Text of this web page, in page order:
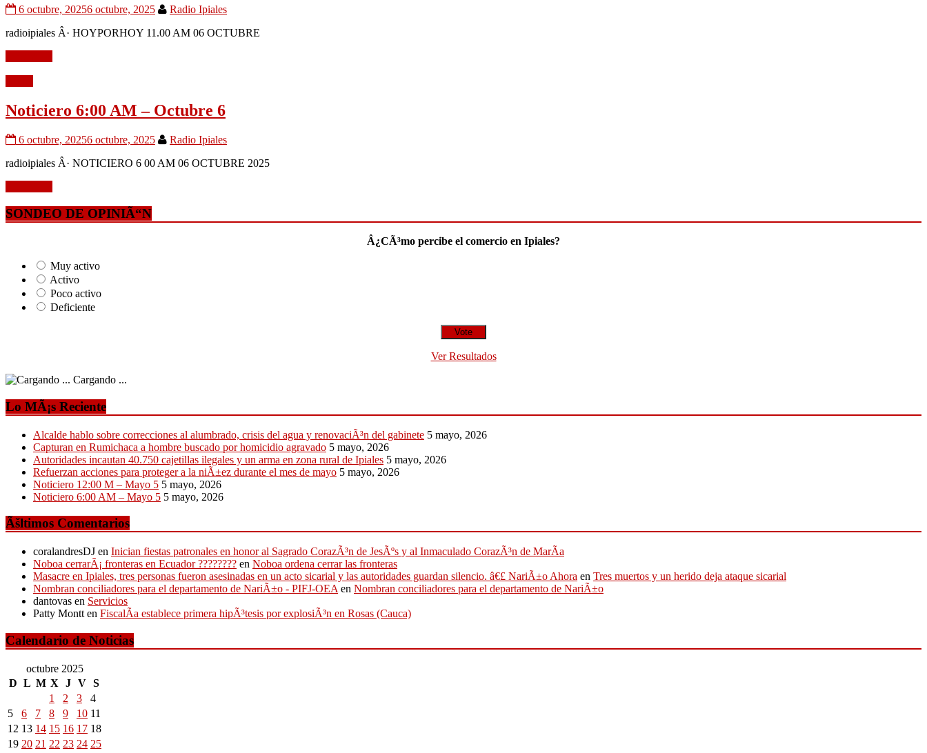
6 octubre, 20256 octubre, 2025
Radio Ipiales
radioipiales Â· HOYPORHOY 11.00 AM 06 OCTUBRE
Noticiero 6:00 AM – Octubre 6
6 octubre, 20256 octubre, 2025
Radio Ipiales
radioipiales Â· NOTICIERO 6 00 AM 06 OCTUBRE 2025
SONDEO DE OPINIÃ“N
Â¿CÃ³mo percibe el comercio en Ipiales?
Muy activo
Activo
Poco activo
Deficiente
Ver Resultados
Cargando ...
Lo MÃ¡s Reciente
Alcalde hablo sobre correcciones al alumbrado, crisis del agua y renovaciÃ³n del gabinete 5 mayo, 2026
Capturan en Rumichaca a hombre buscado por homicidio agravado 5 mayo, 2026
Autoridades incautan 40.750 cajetillas ilegales y un arma en zona rural de Ipiales 5 mayo, 2026
Refuerzan acciones para proteger a la niÃ±ez durante el mes de mayo 5 mayo, 2026
Noticiero 12:00 M – Mayo 5 5 mayo, 2026
Noticiero 6:00 AM – Mayo 5 5 mayo, 2026
Ãšltimos Comentarios
coralandresDJ en Inician fiestas patronales en honor al Sagrado CorazÃ³n de JesÃºs y al Inmaculado CorazÃ³n de MarÃ­a
Noboa cerrarÃ¡ fronteras en Ecuador ???????? en Noboa ordena cerrar las fronteras
Masacre en Ipiales, tres personas fueron asesinadas en un acto sicarial y las autoridades guardan silencio. â€£ NariÃ±o Ahora en Tres muertos y un herido deja ataque sicarial
Nombran conciliadores para el departamento de NariÃ±o - PIFJ-OEA en Nombran conciliadores para el departamento de NariÃ±o
dantovas en Servicios
Patty Montt en FiscalÃ­a establece primera hipÃ³tesis por explosiÃ³n en Rosas (Cauca)
Calendario de Noticias
octubre 2025
D L M X J V S
1
2 3
4
5
6 7 8 9 10 11
12 13 14 15 16 17 18
19 20 21 22 23 24 25